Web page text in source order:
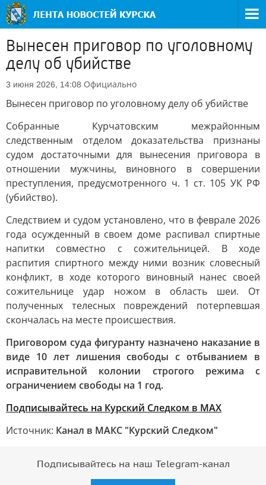
Вынесен приговор по уголовному
делу об убийстве
3 июня 2026, 14:08 Официально
Вынесен приговор по уголовному делу об убийстве
Собранные Курчатовским межрайонным
следственным отделом доказательства признаны
судом достаточными для вынесения приговора в
отношении мужчины, виновного в совершении
преступления, предусмотренного ч. 1 ст. 105 УК РФ
(убийство).
Следствием и судом установлено, что в феврале 2026
года осужденный в своем доме распивал спиртные
напитки совместно с сожительницей. В ходе
распития спиртного между ними возник словесный
конфликт, в ходе которого виновный нанес своей
сожительнице удар ножом в область шеи. От
полученных телесных повреждений потерпевшая
скончалась на месте происшествия.
Приговором суда фигуранту назначено наказание в
виде 10 лет лишения свободы с отбыванием в
исправительной колонии строгого режима с
ограничением свободы на 1 год.
Подписывайтесь на Курский Следком в МАX
Источник: Канал в МАКС "Курский Следком"
Подписывайтесь на наш Telegram-канал